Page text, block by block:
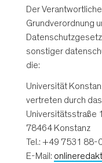
Der
Grundverordnung
sonstiger
die:
Universität
vertreten durch
Universitätsstraße
78464 Konstanz
Tel.: +49 7531 88-
E-Mail: